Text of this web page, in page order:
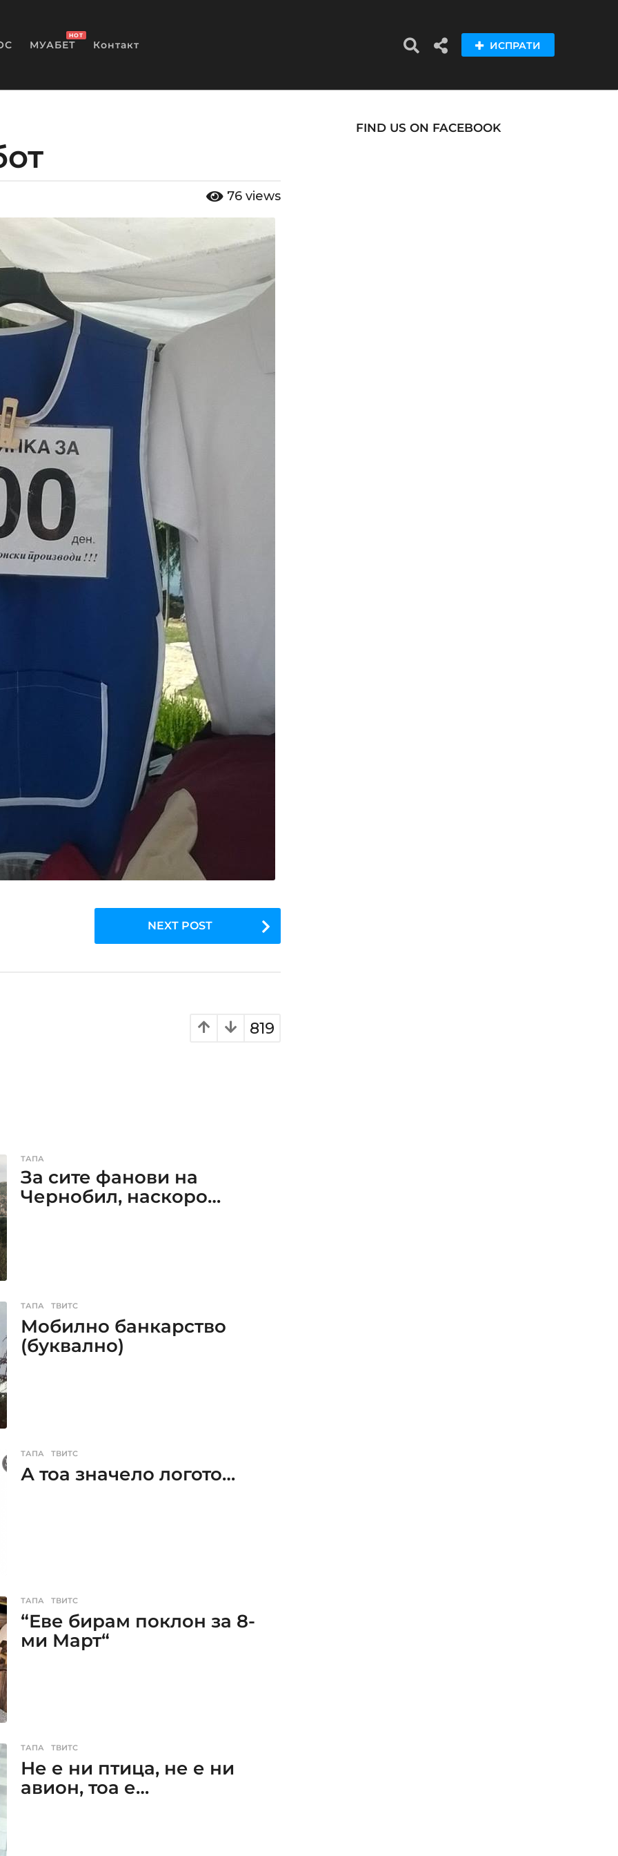
МУАБЕТ
HOT
Контакт ИСПРАТИ
76 views
NEXT POST
819
ТАПА
За сите фанови на
Чернобил, наскоро…
ТАПА ,ТВИТС
Мобилно банкарство
(буквално)
ТАПА ,ТВИТС
А тоа значело логото…
ТАПА ,ТВИТС
“Еве бирам поклон за 8-
ми Март“
ТАПА ,ТВИТС
Не е ни птица, не е ни
авион, тоа е…
FIND US ON FACEBOOK